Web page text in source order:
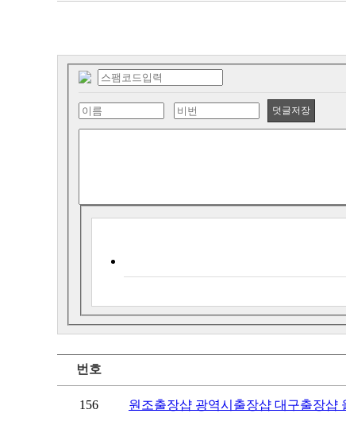
덧글저장
번호
156 원조출장샵 광역시출장샵 대구출장샵